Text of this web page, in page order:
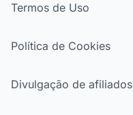
Termos de Uso
Política de Cookies
Divulgação de afiliados